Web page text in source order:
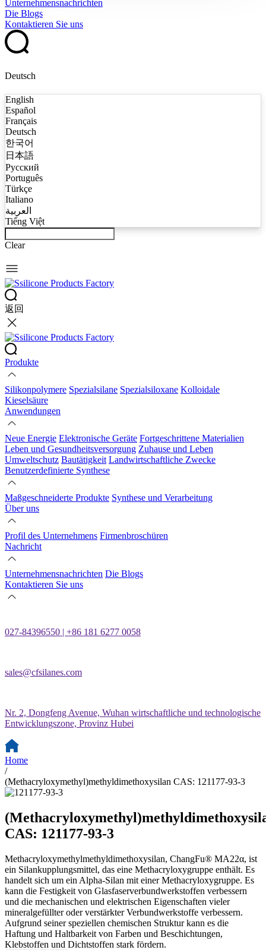
Unternehmensnachrichten
Die Blogs
Kontaktieren Sie uns
Deutsch
English
Español
Français
Deutsch
한국어
日本語
Русский
Português
Türkçe
Italiano
العربية
Tiếng Việt
Clear
返回
Produkte
Silikonpolymere Spezialsilane Spezialsiloxane Kolloidale
Kieselsäure
Anwendungen
Neue Energie Elektronische Geräte Fortgeschrittene Materialien
Leben und Gesundheitsversorgung Zuhause und Leben
Umweltschutz Bautätigkeit Landwirtschaftliche Zwecke
Benutzerdefinierte Synthese
Maßgeschneiderte Produkte Synthese und Verarbeitung
Über uns
Profil des Unternehmens Firmenbroschüren
Nachricht
Unternehmensnachrichten Die Blogs
Kontaktieren Sie uns
027-84396550 | +86 181 6277 0058
sales@cfsilanes.com
Nr. 2, Dongfeng Avenue, Wuhan wirtschaftliche und technologische
Entwicklungszone, Provinz Hubei
Home
/
(Methacryloxymethyl)methyldimethoxysilan CAS: 121177-93-3
CAS: 121177-93-3
Methacryloxymethylmethyldimethoxysilan, ChangFu® MA22α, ist
ein Silankupplungsmittel, das eine Methacryloxygruppe enthält. Es
handelt sich um ein Alpha-Silan mit einer Methacryloxygruppe. Es
kann die Festigkeit von Glasfaserverbundwerkstoffen verbessern
und die mechanischen und elektrischen Eigenschaften vieler
mineralgefüllter oder verstärkter Verbundwerkstoffe verbessern.
Aufgrund seiner speziellen chemischen Struktur kann es die
Haftung und Haltbarkeit von Farben und Beschichtungen,
Klebstoffen und Dichtstoffen stark fördern.